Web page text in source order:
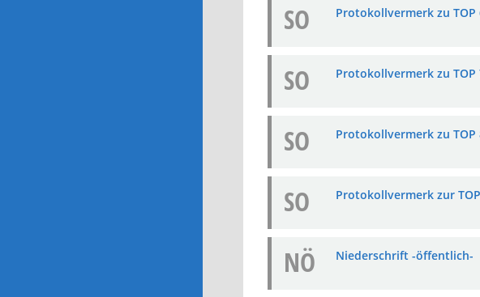
SO Protokollvermerk zu TOP
SO Protokollvermerk zu TOP
SO Protokollvermerk zu TOP
SO Protokollvermerk zur
NÖ Niederschrift -öffentlich-